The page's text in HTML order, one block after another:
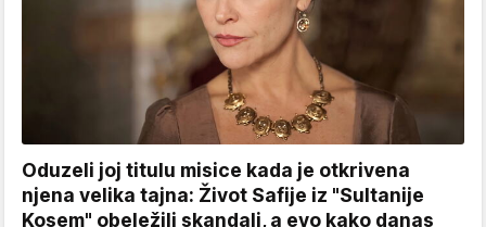
Oduzeli joj titulu misice kada je otkrivena
njena velika tajna: Život Safije iz "Sultanije
Kosem" obeležili skandali, a evo kako danas